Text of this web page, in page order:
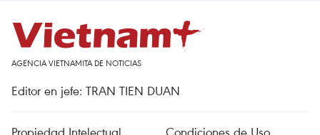
AGENCIA VIETNAMITA DE NOTICIAS
Editor en jefe: TRAN TIEN DUAN